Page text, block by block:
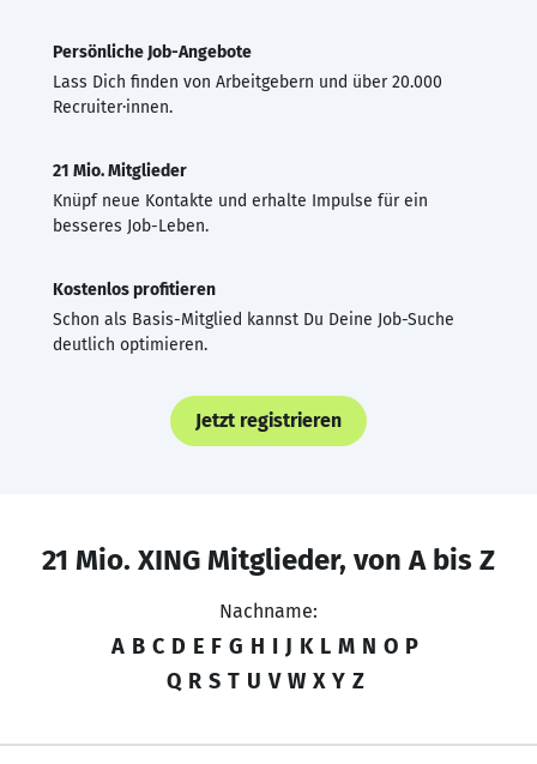
Persönliche Job-Angebote
Lass Dich finden von Arbeitgebern und über 20.000
Recruiter·innen.
21 Mio. Mitglieder
Knüpf neue Kontakte und erhalte Impulse für ein
besseres Job-Leben.
Kostenlos profitieren
Schon als Basis-Mitglied kannst Du Deine Job-Suche
deutlich optimieren.
Jetzt registrieren
21 Mio. XING Mitglieder, von A bis Z
Nachname:
A B C D E F G H I J K L M N O P
Q R S T U V W X Y Z